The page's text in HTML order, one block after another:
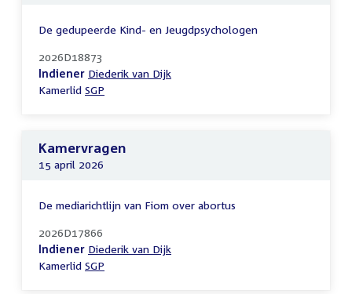
De gedupeerde Kind- en Jeugdpsychologen
2026D18873
Indiener Diederik van Dijk
Kamerlid SGP
Kamervragen
15 april 2026
De mediarichtlijn van Fiom over abortus
2026D17866
Indiener Diederik van Dijk
Kamerlid SGP